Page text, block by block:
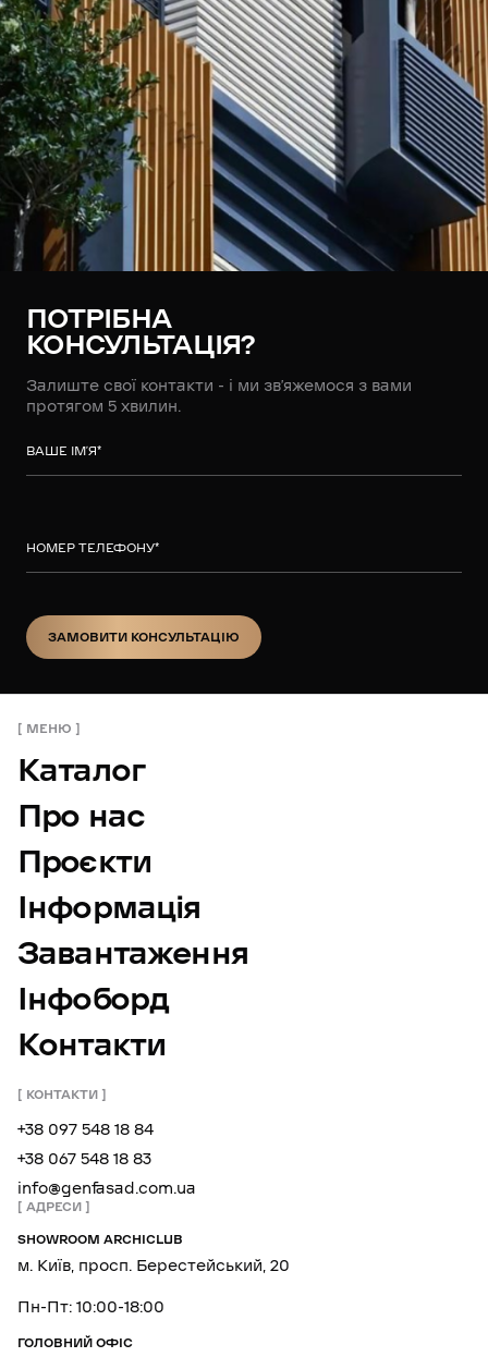
ПОТРІБНА
КОНСУЛЬТАЦІЯ?
Залиште свої контакти - і ми зв’яжемося з вами
протягом 5 хвилин.
ВАШЕ ІМ’Я*
НОМЕР ТЕЛЕФОНУ*
ЗАМОВИТИ КОНСУЛЬТАЦІЮ
МЕНЮ
Каталог
Про нас
Проєкти
Інформація
Завантаження
Інфоборд
Контакти
КОНТАКТИ
+38 097 548 18 84
+38 067 548 18 83
info@genfasad.com.ua
АДРЕСИ
SHOWROOM ARCHICLUB
м. Київ, просп. Берестейський, 20
Пн-Пт: 10:00-18:00
ГОЛОВНИЙ ОФІС